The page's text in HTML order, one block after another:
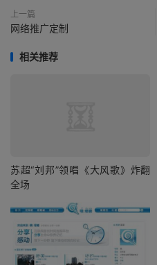
上一篇
网络推广定制
相关推荐
苏超“刘邦”领唱《大风歌》炸翻
全场